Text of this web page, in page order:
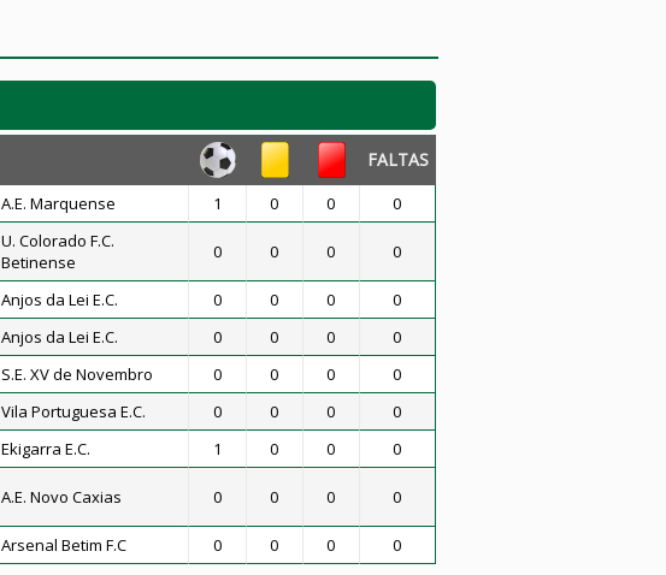
FALTAS
A.E. Marquense 1 0 0 0
U. Colorado F.C.
Betinense
0 0 0 0
Anjos da Lei E.C. 0 0 0
0
Anjos da Lei E.C. 0 0 0
0
S.E. XV de Novembro 0 0 0
0
Vila Portuguesa E.C. 0 0 0
0
Ekigarra E.C. 1 0 0 0
A.E. Novo Caxias 0 0 0 0
Arsenal Betim F.C 0 0 0 0